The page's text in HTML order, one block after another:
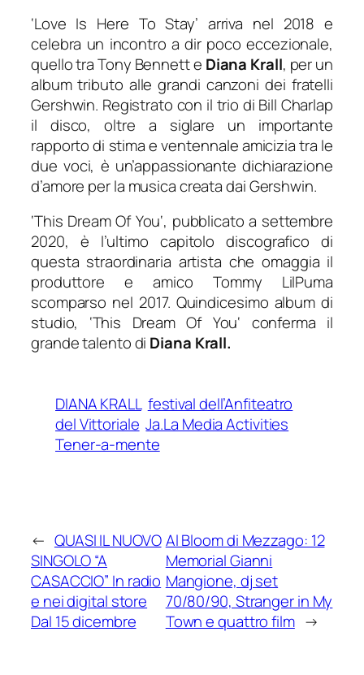
‘Love Is Here To Stay’ arriva nel 2018 e
celebra un incontro a dir poco eccezionale,
quello tra Tony Bennett e Diana Krall, per un
album tributo alle grandi canzoni dei fratelli
Gershwin. Registrato con il trio di Bill Charlap
il disco, oltre a siglare un importante
rapporto di stima e ventennale amicizia tra le
due voci, è un’appassionante dichiarazione
d’amore per la musica creata dai Gershwin.
‘This Dream Of You‘, pubblicato a settembre
2020, è l’ultimo capitolo discografico di
questa straordinaria artista che omaggia il
produttore e amico Tommy LilPuma
scomparso nel 2017. Quindicesimo album di
studio, ‘This Dream Of You‘ conferma il
grande talento di Diana Krall.
DIANA KRALL festival dell’Anfiteatro
del Vittoriale Ja.La Media Activities
Tener-a-mente
← QUASI IL NUOVO
SINGOLO “A
CASACCIO” In radio
e nei digital store
Dal 15 dicembre
Al Bloom di Mezzago: 12
Memorial Gianni
Mangione, dj set
70/80/90, Stranger in My
Town e quattro film →